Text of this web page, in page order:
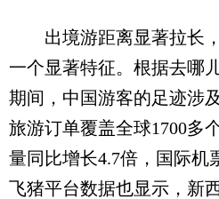
出境游距离显著拉长，
一个显著特征。根据去哪
期间，中国游客的足迹涉
旅游订单覆盖全球1700多
量同比增长4.7倍，国际机
飞猪平台数据也显示，新